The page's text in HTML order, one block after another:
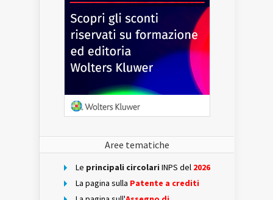
Aree tematiche
Le principali circolari INPS del 2026
La pagina sulla Patente a crediti